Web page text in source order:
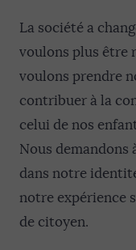
La société a
voulons plus être
voulons prendre
contribuer à la
celui de nos
Nous demandons
dans notre
notre expérience
de citoyen.